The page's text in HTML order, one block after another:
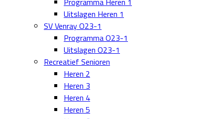
Uitslagen Heren 1
SV Venray O23-1
Programma O23-1
Uitslagen O23-1
Recreatief Senioren
Heren 2
Heren 3
Heren 4
Heren 5